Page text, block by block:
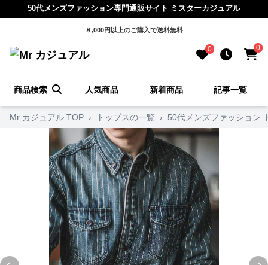
50代メンズファッション専門通販サイト ミスターカジュアル
８,000円以上のご購入で送料無料
0 0
商品検索 人気商品 新着商品 記事一覧
Mr カジュアル TOP › トップスの一覧 › 50代メンズファッション